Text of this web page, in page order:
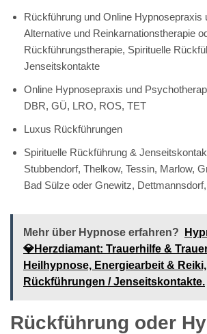
Rückführung und Online Hypnosepraxis
Alternative und Reinkarnationstherapie
Rückführungstherapie, Spirituelle
Jenseitskontakte
Online Hypnosepraxis und
DBR, GÜ, LRO, ROS, TET
Luxus Rückführungen
Spirituelle Rückführung &
Stubbendorf, Thelkow, Tessin, Marlow,
Bad Sülze oder Gnewitz,
Mehr über Hypnose erfahren?
💎Herzdiamant: Trauerhilfe &
Heilhypnose, Energiearbeit & Reiki,
Rückführungen / Jenseitskontakte.
Rückführung oder